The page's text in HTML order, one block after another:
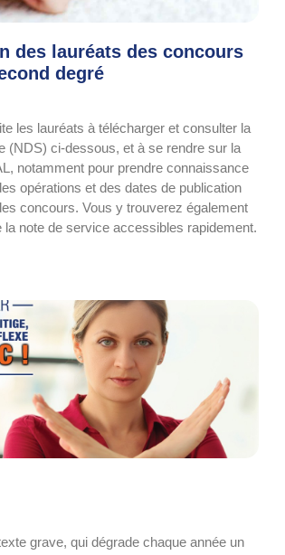
des lauréats des concours
degré
les lauréats à télécharger et consulter la
(NDS) ci-dessous, et à se rendre sur la
notamment pour prendre connaissance
opérations et des dates de publication
concours. Vous y trouverez également
la note de service accessibles rapidement.
grave, qui dégrade chaque année un